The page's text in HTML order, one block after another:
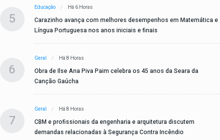
5
Educação Há 6 Horas
Carazinho avança com melhores desempenhos em Matemática e
Língua Portuguesa nos anos iniciais e finais
6
Geral Há 8 Horas
Obra de Ilse Ana Piva Paim celebra os 45 anos da Seara da
Canção Gaúcha
7
Geral Há 8 Horas
CBM e profissionais da engenharia e arquitetura discutem
demandas relacionadas à Segurança Contra Incêndio